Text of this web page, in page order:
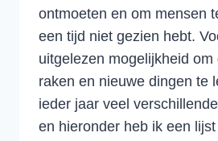
ontmoeten en om mensen
een tijd niet gezien hebt.
uitgelezen mogelijkheid
raken en nieuwe dingen te
ieder jaar veel
en hieronder heb ik een